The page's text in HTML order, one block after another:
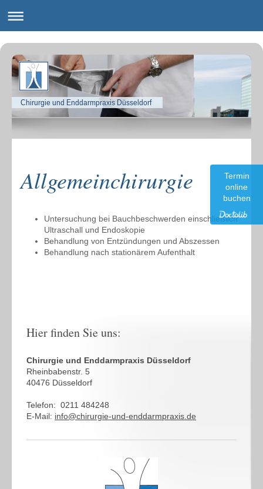
Chirurgie und Enddarmpraxis Düsseldorf
Termin
online
buchen
Allgemeinchirurgie
Untersuchung bei Bauchbeschwerden einschließlich
Ultraschall und Endoskopie
Behandlung von Entzündungen und Abszessen
Behandlung nach stationärem Aufenthalt
Hier finden Sie uns:
Chirurgie und Enddarmpraxis Düsseldorf
Rheinbabenstr. 5
40476 Düsseldorf
Telefon: 0211 484248
E-Mail: info@chirurgie-und-enddarmpraxis.de